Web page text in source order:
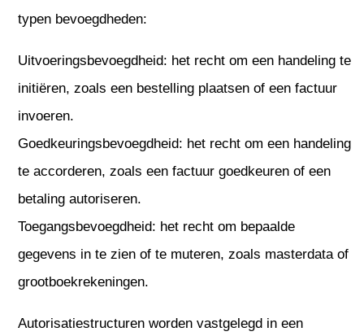
typen bevoegdheden:
Uitvoeringsbevoegdheid: het recht om een handeling te
initiëren, zoals een bestelling plaatsen of een factuur
invoeren.
Goedkeuringsbevoegdheid: het recht om een handeling
te accorderen, zoals een factuur goedkeuren of een
betaling autoriseren.
Toegangsbevoegdheid: het recht om bepaalde
gegevens in te zien of te muteren, zoals masterdata of
grootboekrekeningen.
Autorisatiestructuren worden vastgelegd in een